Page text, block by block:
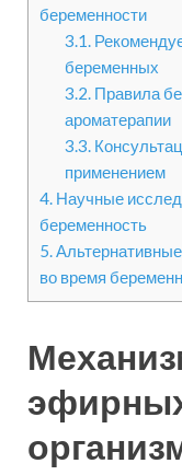
беременности
3.1.
беременных
3.2.Правила
ароматерапии
3.3.
применением
4. Научные
беременность
5.
во время